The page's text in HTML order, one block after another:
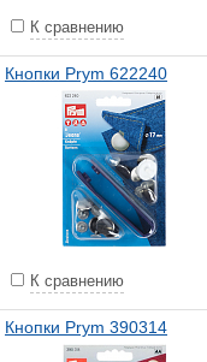
К сравнению
Кнопки Prym 622240
К сравнению
Кнопки Prym 390314